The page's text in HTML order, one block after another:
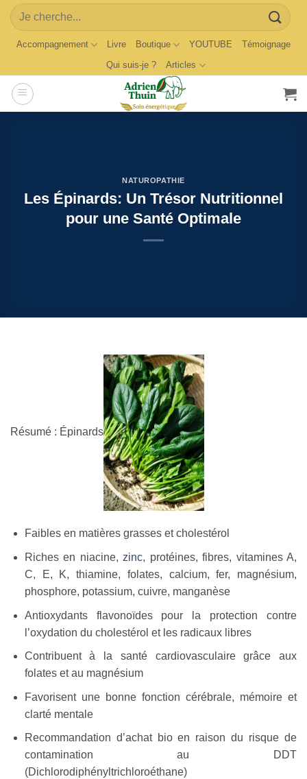
Skip
content
Search
for:
Accompagnement Livre Boutique YOUTUBE
Témoignage
Qui suis-je ?
Articles
NATUROPATHIE
Les Épinards: Un Trésor Nutritionnel
pour une Santé Optimale
Résumé : Épinards
Faibles en matières grasses et cholestérol
Riches en niacine, zinc, protéines, fibres, vitamines A,
C, E, K, thiamine, folates, calcium, fer, magnésium,
phosphore, potassium, cuivre, manganèse
Antioxydants flavonoïdes pour la protection contre
l’oxydation du cholestérol et les radicaux libres
Contribuent à la santé cardiovasculaire grâce aux
folates et au magnésium
Favorisent une bonne fonction cérébrale, mémoire et
clarté mentale
Recommandation d’achat bio en raison du risque de
contamination au DDT
(Dichlorodiphényltrichloroéthane)